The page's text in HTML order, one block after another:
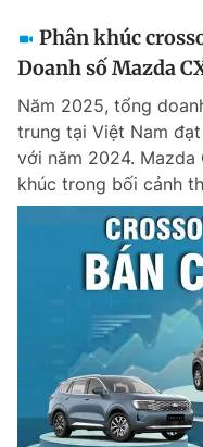
Phân khúc
Doanh số Mazda
Năm 2025, tổng
trung tại Việt Nam
với năm 2024.
khúc trong bối cảnh